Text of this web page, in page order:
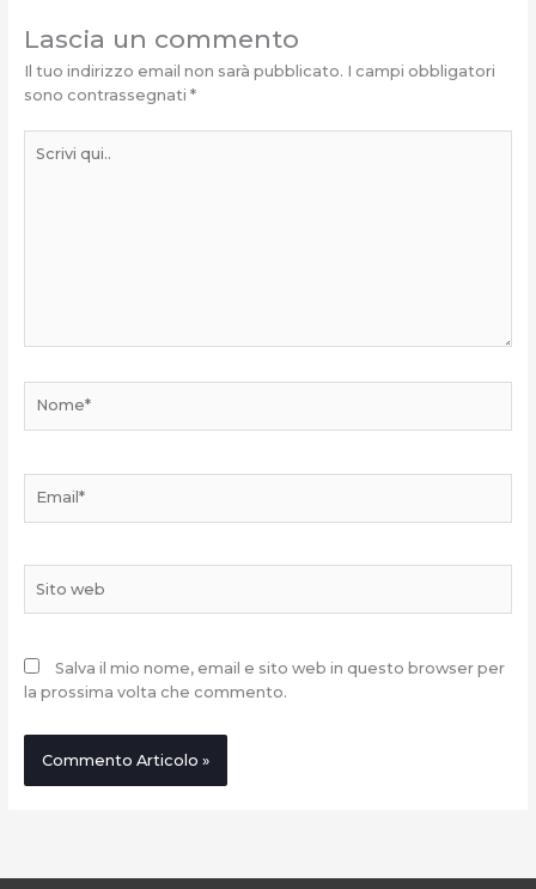
Lascia un commento
Il tuo indirizzo email non sarà pubblicato. I campi obbligatori
sono contrassegnati *
qui..
web
Salva il mio nome, email e sito web in questo browser per
la prossima volta che commento.